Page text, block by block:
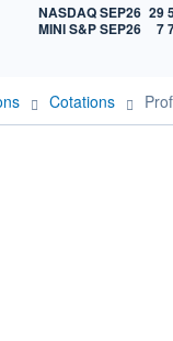
NASDAQ SEP26 29
MINI S&P SEP26
7
Cotations